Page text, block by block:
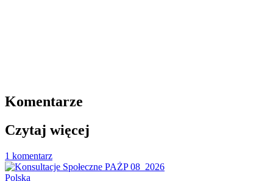
Komentarze
Czytaj więcej
1 komentarz
Polska